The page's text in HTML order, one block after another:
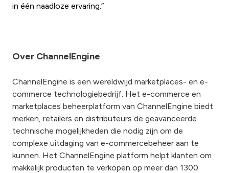
in één naadloze ervaring.”
Over ChannelEngine
ChannelEngine is een wereldwijd marketplaces- en e-
commerce technologiebedrijf. Het e-commerce en
marketplaces beheerplatform van ChannelEngine biedt
merken, retailers en distributeurs de geavanceerde
technische mogelijkheden die nodig zijn om de
complexe uitdaging van e-commercebeheer aan te
kunnen. Het ChannelEngine platform helpt klanten om
makkelijk producten te verkopen op meer dan 1300